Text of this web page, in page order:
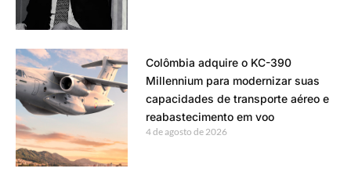
Colômbia adquire o KC-390
Millennium para modernizar suas
capacidades de transporte aéreo e
reabastecimento em voo
4 de agosto de 2026